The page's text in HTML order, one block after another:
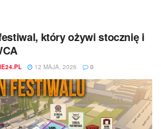
który ożywi stocznię i
12 MAJA, 2026 0